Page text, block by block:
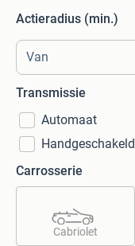
Actieradius (min.)
Transmissie
Automaat
Handgeschakeld
Carrosserie
Cabriolet